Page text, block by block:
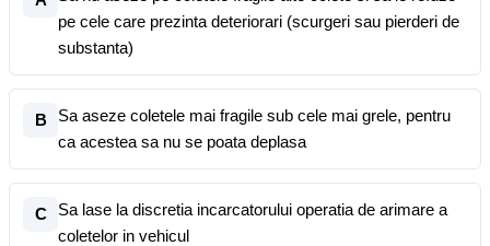
pe cele care prezinta deteriorari (scurgeri sau pierderi de
substanta)
B
Sa aseze coletele mai fragile sub cele mai grele, pentru
ca acestea sa nu se poata deplasa
C
Sa lase la discretia incarcatorului operatia de arimare a
coletelor in vehicul